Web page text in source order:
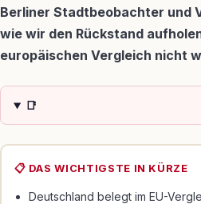
Berliner Stadtbeobachter und
wie wir den Rückstand
europäischen Vergleich nicht
📑
📋 DAS WICHTIGSTE IN KÜRZE
Deutschland belegt im EU-